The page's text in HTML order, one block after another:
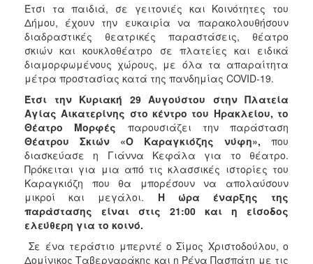
Έτσι τα παιδιά, σε γειτονιές και Κοινότητες του
Δήμου, έχουν την ευκαιρία να παρακολουθήσουν
διαδραστικές θεατρικές παραστάσεις, θέατρο
σκιών και κουκλοθέατρο σε πλατείες και ειδικά
διαμορφωμένους χώρους, με όλα τα απαραίτητα
μέτρα προστασίας κατά της πανδημίας COVID-19.
Έτσι την Κυριακή 29 Αυγούστου στην Πλατεία
Αγίας Αικατερίνης στο κέντρο του Ηρακλείου, το
Θέατρο Μορφές παρουσιάζει την παράσταση
Θέατρου Σκιών «Ο Καραγκιόζης νύφη», που
διασκεύασε η Γιάννα Κεφάλα για το θέατρο.
Πρόκειται για μια από τις κλασσικές ιστορίες του
Καραγκιόζη που θα μπορέσουν να απολαύσουν
μικροί και μεγάλοι. Η ώρα έναρξης της
παράστασης είναι στις 21:00 και η είσοδος
ελεύθερη για το κοινό.
Σε ένα τεράστιο μπερντέ ο Σίμος Χριστοδούλου, ο
Δομίνικος Ταβερναράκης και η Ρένα Πασπάτη με τις